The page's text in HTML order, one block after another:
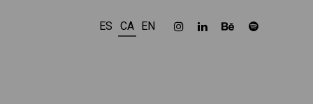
ES CA EN